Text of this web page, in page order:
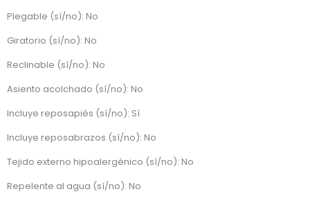
Plegable (sí/no): No
Giratorio (sí/no): No
Reclinable (sí/no): No
Asiento acolchado (sí/no): No
Incluye reposapiés (sí/no): Sí
Incluye reposabrazos (sí/no): No
Tejido externo hipoalergénico (sí/no): No
Repelente al agua (sí/no): No